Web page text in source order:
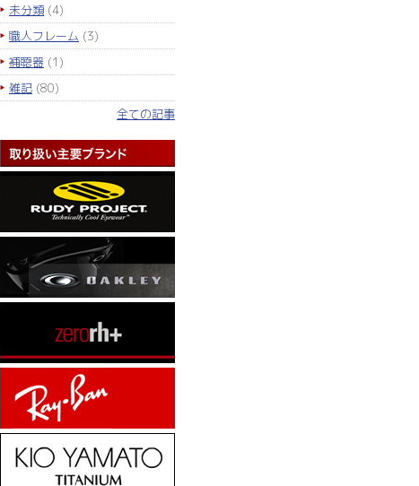
未分類 (4)
職人フレーム (3)
補聴器 (1)
雑記 (80)
全ての記事